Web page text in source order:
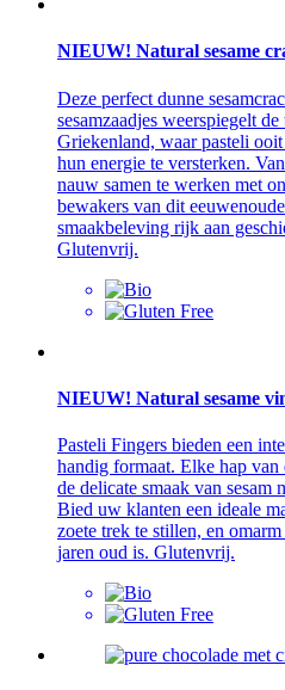
NIEUW! Natural sesame
Deze perfect dunne
sesamzaadjes weerspiegelt
Griekenland, waar pasteli
hun energie te versterken.
nauw samen te werken met
bewakers van dit
smaakbeleving rijk aan
Glutenvrij.
NIEUW! Natural sesame
Pasteli Fingers bieden een
handig formaat. Elke hap van
de delicate smaak van sesam
Bied uw klanten een ideale
zoete trek te stillen, en
jaren oud is. Glutenvrij.